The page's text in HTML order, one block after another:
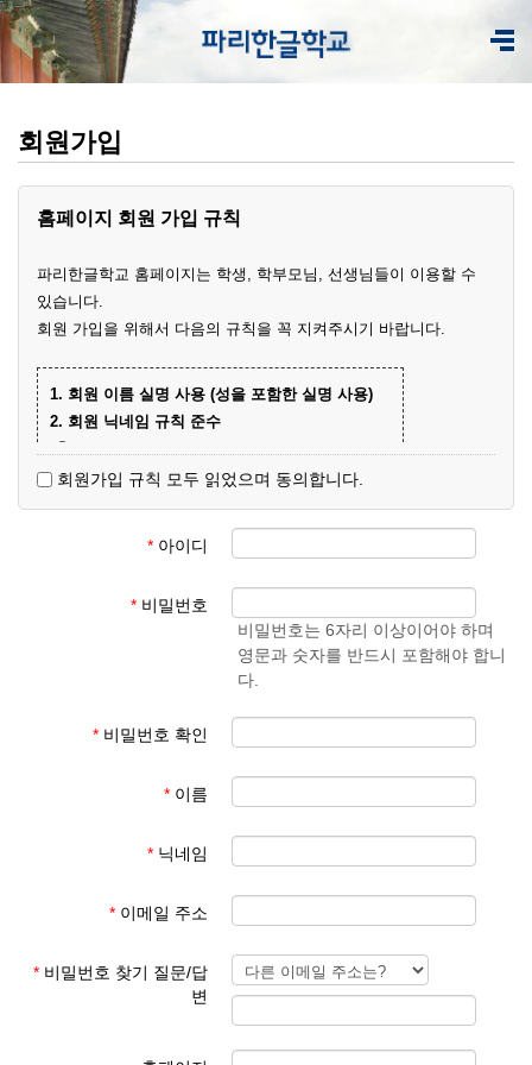
회원가입
홈페이지 회원 가입 규칙
파리한글학교 홈페이지는 학생, 학부모님, 선생님들이 이용할 수
있습니다.
회원 가입을 위해서 다음의 규칙을 꼭 지켜주시기 바랍니다.
1. 회원 이름 실명 사용 (성을 포함한 실명 사용)
2. 회원 닉네임 규칙 준수
① 학부모 회원 닉네임
- 학생 이름+엄마(아빠)
(예)
엄마
김예
준엄
마
(예)
김예
3. 회원 이메일은 입학원서에 기재된 이메일 주소
회원 가입 후 회원 승인에 평균 1일이 소요됩니다.
한글학교 회원이 아닌 분들이 특정한 사유로 홈페이지를 이용하기
파리한글학교 홈페이지 관리자
회원가입 규칙 모두 읽었으며 동의합니다.
* 아이디
* 비밀번호
비밀번호는 6자리 이상이어야 하며
영문과 숫자를 반드시 포함해야 합니
다.
* 비밀번호 확인
* 이름
* 닉네임
* 이메일 주소
* 비밀번호 찾기 질문/답
변